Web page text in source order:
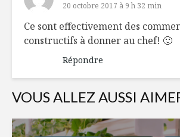
20 octobre 2017 à 9 h 32 min
Ce sont effectivement des
constructifs à donner au chef! 🙂
Répondre
VOUS ALLEZ AUSSI